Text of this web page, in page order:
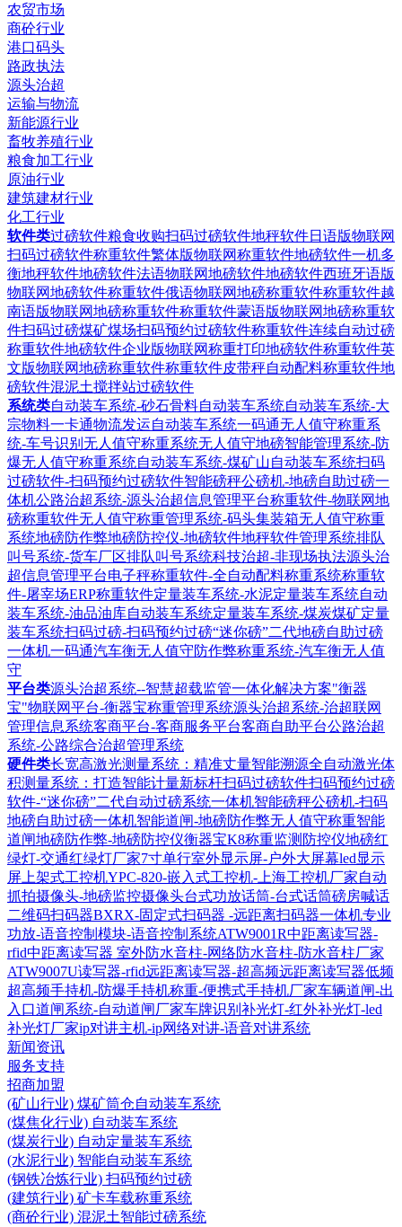
农贸市场
商砼行业
港口码头
路政执法
源头治超
运输与物流
新能源行业
畜牧养殖行业
粮食加工行业
原油行业
建筑建材行业
化工行业
软件类过磅软件粮食收购扫码过磅软件地秤软件日语版物联网
扫码过磅软件称重软件繁体版物联网称重软件地磅软件一机多
衡地秤软件地磅软件法语物联网地磅软件地磅软件西班牙语版
物联网地磅软件称重软件俄语物联网地磅称重软件称重软件越
南语版物联网地磅称重软件称重软件蒙语版物联网地磅称重软
件扫码过磅煤矿煤场扫码预约过磅软件称重软件连续自动过磅
称重软件地磅软件企业版物联网称重打印地磅软件称重软件英
文版物联网地磅称重软件称重软件皮带秤自动配料称重软件地
磅软件混泥土搅拌站过磅软件
系统类自动装车系统-砂石骨料自动装车系统自动装车系统-大
宗物料一卡通物流发运自动装车系统一码通无人值守称重系
统-车号识别无人值守称重系统无人值守地磅智能管理系统-防
爆无人值守称重系统自动装车系统-煤矿山自动装车系统扫码
过磅软件-扫码预约过磅软件智能磅秤公磅机-地磅自助过磅一
体机公路治超系统-源头治超信息管理平台称重软件-物联网地
磅称重软件无人值守称重管理系统-码头集装箱无人值守称重
系统地磅防作弊地磅防控仪-地磅软件地秤软件管理系统排队
叫号系统-货车厂区排队叫号系统科技治超-非现场执法源头治
超信息管理平台电子秤称重软件-全自动配料称重系统称重软
件-屠宰场ERP称重软件定量装车系统-水泥定量装车系统自动
装车系统-油品油库自动装车系统定量装车系统-煤炭煤矿定量
装车系统扫码过磅-扫码预约过磅“迷你磅”二代地磅自助过磅
一体机一码通汽车衡无人值守防作弊称重系统-汽车衡无人值
守
平台类源头治超系统--智慧超载监管一体化解决方案"衡器
宝"物联网平台-衡器宝称重管理系统源头治超系统-治超联网
管理信息系统客商平台-客商服务平台客商自助平台公路治超
系统-公路综合治超管理系统
硬件类长宽高激光测量系统：精准丈量智能溯源全自动激光体
积测量系统：打造智能计量新标杆扫码过磅软件扫码预约过磅
软件-“迷你磅”二代自动过磅系统一体机智能磅秤公磅机-扫码
地磅自助过磅一体机智能道闸-地磅防作弊无人值守称重智能
道闸地磅防作弊-地磅防控仪衡器宝K8称重监测防控仪地磅红
绿灯-交通红绿灯厂家7寸单行室外显示屏-户外大屏幕led显示
屏上架式工控机YPC-820-嵌入式工控机-上海工控机厂家自动
抓拍摄像头-地磅监控摄像头台式功放话筒-台式话筒磅房喊话
二维码扫码器BXRX-固定式扫码器 -远距离扫码器一体机专业
功放-语音控制模块-语音控制系统ATW9001R中距离读写器-
rfid中距离读写器 室外防水音柱-网络防水音柱-防水音柱厂家
ATW9007U读写器-rfid远距离读写器-超高频远距离读写器低频
超高频手持机-防爆手持机称重-便携式手持机厂家车辆道闸-出
入口道闸系统-自动道闸厂家车牌识别补光灯-红外补光灯-led
补光灯厂家ip对讲主机-ip网络对讲-语音对讲系统
新闻资讯
服务支持
招商加盟
(矿山行业) 煤矿筒仓自动装车系统
(煤焦化行业) 自动装车系统
(煤炭行业) 自动定量装车系统
(水泥行业) 智能自动装车系统
(钢铁冶炼行业) 扫码预约过磅
(建筑行业) 矿卡车载称重系统
(商砼行业) 混泥土智能过磅系统